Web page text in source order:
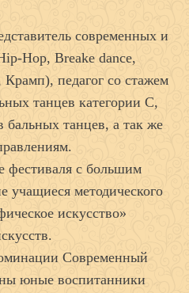
современных и
Hop, Breake dance,
педагог со стажем
танцев категории С,
бальных танцев, а так же
фестиваля с большим
учащиеся методического
искусство»
Современный
юные воспитанники